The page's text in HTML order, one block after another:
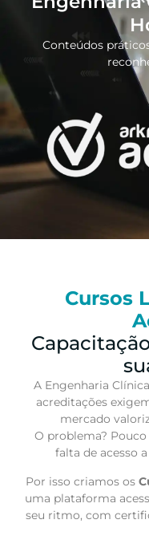
Conteúdos
Cursos
A Engenharia
acreditações
mercado
O problema?
falta de acesso
Por isso criamos os
uma plataforma
seu ritmo, com